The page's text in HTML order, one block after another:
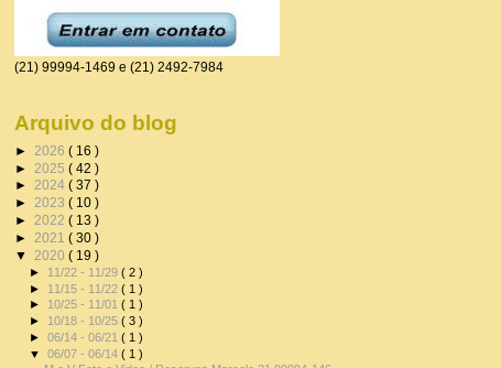
(21) 99994-1469 e (21) 2492-7984
Arquivo do blog
► 2026 ( 16 )
► 2025 ( 42 )
► 2024 ( 37 )
► 2023 ( 10 )
► 2022 ( 13 )
► 2021 ( 30 )
▼ 2020 ( 19 )
► 11/22 - 11/29( 2 )
► 11/15 - 11/22( 1 )
► 10/25 - 11/01( 1 )
► 10/18 - 10/25( 3 )
►06/14 - 06/21( 1 )
▼06/07 - 06/14( 1 )